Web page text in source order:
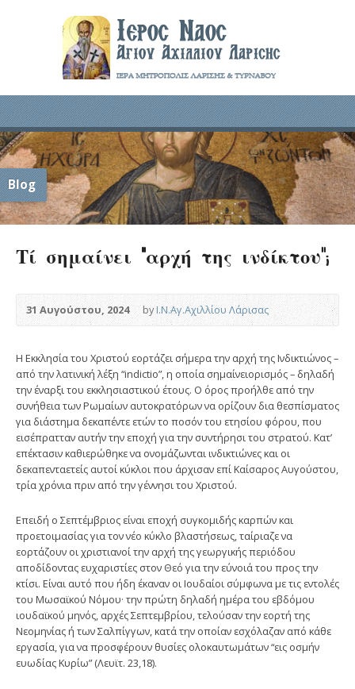
Blog
Τί σημαίνει “αρχή της ινδίκτου”;
31 Αυγούστου, 2024 byΙ.Ν.Αγ.Αχιλλίου Λάρισας
Η Εκκλησία του Χριστού εορτάζει σήμερα την αρχή της Ινδικτιώνος –
από την λατινική λέξη “indictio”, η οποία σημαίνειορισμός – δηλαδή
την έναρξι του εκκλησιαστικού έτους. Ο όρος προήλθε από την
συνήθεια των Ρωμαίων αυτοκρατόρων να ορίζουν δια θεσπίσματος
για διάστημα δεκαπέντε ετών το ποσόν του ετησίου φόρου, που
εισέπρατταν αυτήν την εποχή για την συντήρησι του στρατού. Κατ’
επέκτασιν καθιερώθηκε να ονομάζωνται ινδικτιώνες και οι
δεκαπενταετείς αυτοί κύκλοι που άρχισαν επί Καίσαρος Αυγούστου,
τρία χρόνια πριν από την γέννησι του Χριστού.
Επειδή ο Σεπτέμβριος είναι εποχή συγκομιδής καρπών και
προετοιμασίας για τον νέο κύκλο βλαστήσεως, ταίριαζε να
εορτάζουν οι χριστιανοί την αρχή της γεωργικής περιόδου
αποδίδοντας ευχαριστίες στον Θεό για την εύνοιά του προς την
κτίσι. Είναι αυτό που ήδη έκαναν οι Ιουδαίοι σύμφωνα με τις εντολές
του Μωσαϊκού Νόμου· την πρώτη δηλαδή ημέρα του εβδόμου
ιουδαϊκού μηνός, αρχές Σεπτεμβρίου, τελούσαν την εορτή της
Νεομηνίας ή των Σαλπίγγων, κατά την οποίαν εσχόλαζαν από κάθε
εργασία, για να προσφέρουν θυσίες ολοκαυτωμάτων “εις οσμήν
ευωδίας Κυρίω” (Λευϊτ. 23,18).